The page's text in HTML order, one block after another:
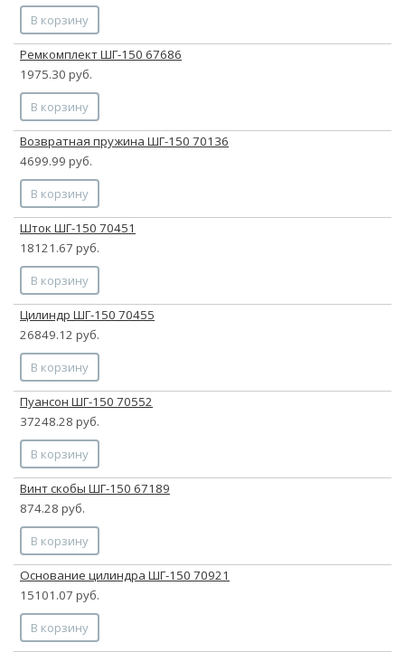
В корзину
Ремкомплект ШГ-150 67686
1975.30 руб.
В корзину
Возвратная пружина ШГ-150 70136
4699.99 руб.
В корзину
Шток ШГ-150 70451
18121.67 руб.
В корзину
Цилиндр ШГ-150 70455
26849.12 руб.
В корзину
Пуансон ШГ-150 70552
37248.28 руб.
В корзину
Винт скобы ШГ-150 67189
874.28 руб.
В корзину
Основание цилиндра ШГ-150 70921
15101.07 руб.
В корзину